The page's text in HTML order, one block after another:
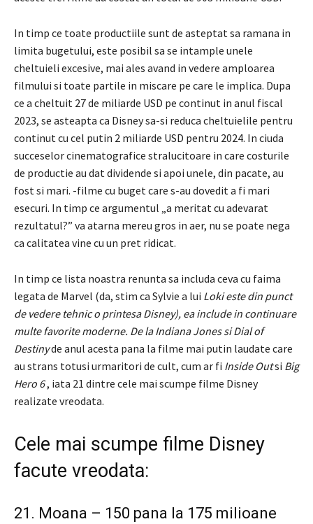
In timp ce toate productiile sunt de asteptat sa ramana in
limita bugetului, este posibil sa se intample unele
cheltuieli excesive, mai ales avand in vedere amploarea
filmului si toate partile in miscare pe care le implica. Dupa
ce a cheltuit 27 de miliarde USD pe continut in anul fiscal
2023, se asteapta ca Disney sa-si reduca cheltuielile pentru
continut cu cel putin 2 miliarde USD pentru 2024. In ciuda
succeselor cinematografice stralucitoare in care costurile
de productie au dat dividende si apoi unele, din pacate, au
fost si mari. -filme cu buget care s-au dovedit a fi mari
esecuri. In timp ce argumentul „a meritat cu adevarat
rezultatul?” va atarna mereu gros in aer, nu se poate nega
ca calitatea vine cu un pret ridicat.
In timp ce lista noastra renunta sa includa ceva cu faima
legata de Marvel (da, stim ca Sylvie a lui Loki este din punct
de vedere tehnic o printesa Disney), ea include in continuare
multe favorite moderne. De la Indiana Jones si Dial of
Destinyde anul acesta pana la filme mai putin laudate care
au strans totusi urmaritori de cult, cum ar fi Inside Outsi Big
Hero 6, iata 21 dintre cele mai scumpe filme Disney
realizate vreodata.
Cele mai scumpe filme Disney
facute vreodata:
21. Moana – 150 pana la 175 milioane